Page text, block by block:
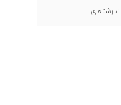
رشته‌ای